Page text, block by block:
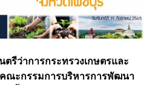
รีว่าการกระทรวงเกษตรและ
ณะกรรมการบริหารการพัฒนา